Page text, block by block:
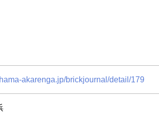
akarenga.jp/brickjournal/detail/179